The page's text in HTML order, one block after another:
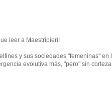
leer a Maestripieri!
y sus sociedades "femeninas"
evolutiva más, "pero" sin